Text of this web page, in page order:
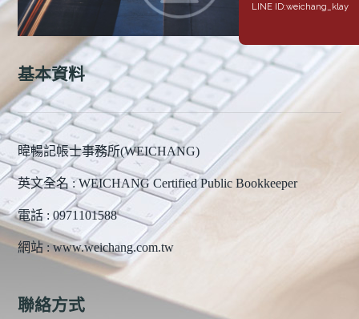
基本資料
暐暢記帳士事務所(WEICHANG)
英文全名 : WEICHANG Certified Public Bookkeeper
電話 : 0971101588
網站 : www.weichang.com.tw
聯絡方式
LINE ID:weichang_klay